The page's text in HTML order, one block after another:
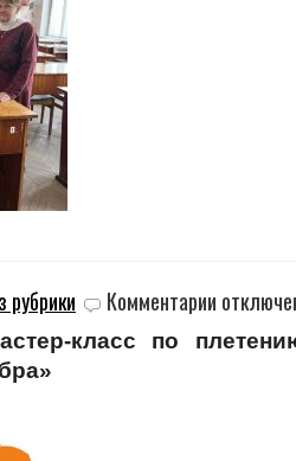
рубрики Комментарии записи
класс по